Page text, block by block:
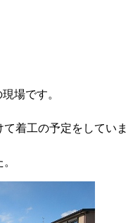
場です。
着工の予定をしていま